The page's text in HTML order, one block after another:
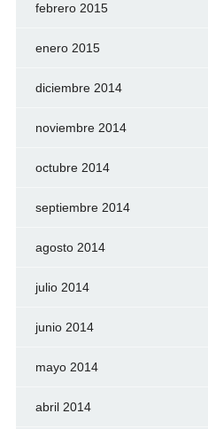
febrero 2015
enero 2015
diciembre 2014
noviembre 2014
octubre 2014
septiembre 2014
agosto 2014
julio 2014
junio 2014
mayo 2014
abril 2014